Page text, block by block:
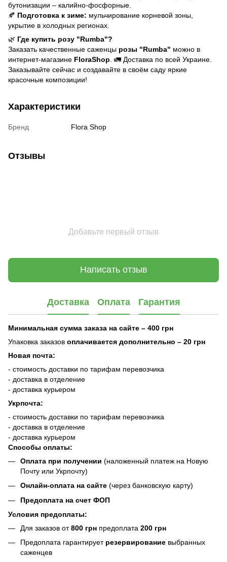
бутонизации – калийно-фосфорные.
🍂 Подготовка к зиме: мульчирование корневой зоны,
укрытие в холодных регионах.
🌿 Где купить розу "Rumba"?
Заказать качественные саженцы розы "Rumba" можно в
интернет-магазине FloraShop . 🚛 Доставка по всей Украине.
Заказывайте сейчас и создавайте в своём саду яркие
красочные композиции!
Характеристики
Бренд Flora Shop
Отзывы
Добавьте первый отзыв
Написать отзыв
Доставка Оплата Гарантия
Минимальная сумма заказа на сайте – 400 грн
Упаковка заказов оплачивается дополнительно – 20 грн
Новая почта:
- стоимость доставки по тарифам перевозчика
- доставка в отделение
- доставка курьером
Укрпочта:
- стоимость доставки по тарифам перевозчика
- доставка в отделение
- доставка курьером
Способы оплаты:
Оплата при получении (наложенный платеж на Новую
Почту или Укрпочту)
Онлайн-оплата на сайте (через банковскую карту)
Предоплата на счет ФОП
Условия предоплаты:
Для заказов от800 грн предоплата 200 грн
Предоплата гарантирует резервирование выбранных
саженцев